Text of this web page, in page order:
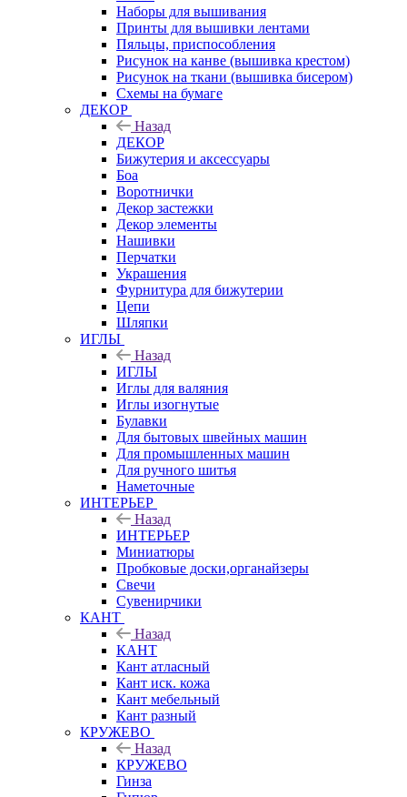
Наборы для вышивания
Принты для вышивки лентами
Пяльцы, приспособления
Рисунок на канве (вышивка крестом)
Рисунок на ткани (вышивка бисером)
Схемы на бумаге
ДЕКОР
Назад
ДЕКОР
Бижутерия и аксессуары
Боа
Воротнички
Декор застежки
Декор элементы
Нашивки
Перчатки
Украшения
Фурнитура для бижутерии
Цепи
Шляпки
ИГЛЫ
Назад
ИГЛЫ
Иглы для валяния
Иглы изогнутые
Булавки
Для бытовых швейных машин
Для промышленных машин
Для ручного шитья
Наметочные
ИНТЕРЬЕР
Назад
ИНТЕРЬЕР
Миниатюры
Пробковые доски,органайзеры
Свечи
Сувенирчики
КАНТ
Назад
КАНТ
Кант атласный
Кант иск. кожа
Кант мебельный
Кант разный
КРУЖЕВО
Назад
КРУЖЕВО
Гинза